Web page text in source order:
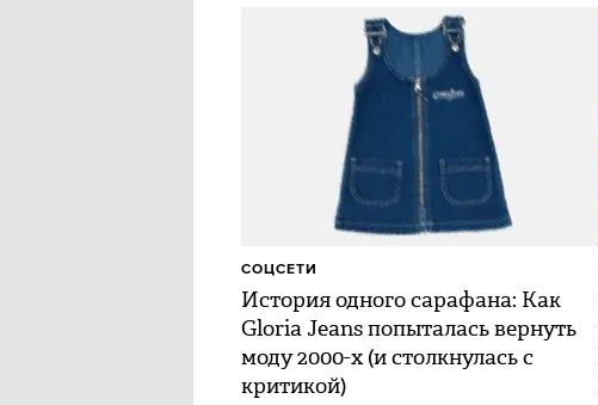
История одного сарафана: Как
Gloria Jeans попыталась вернуть
моду 2000-х (и столкнулась с
критикой)
СОЦСЕТИ